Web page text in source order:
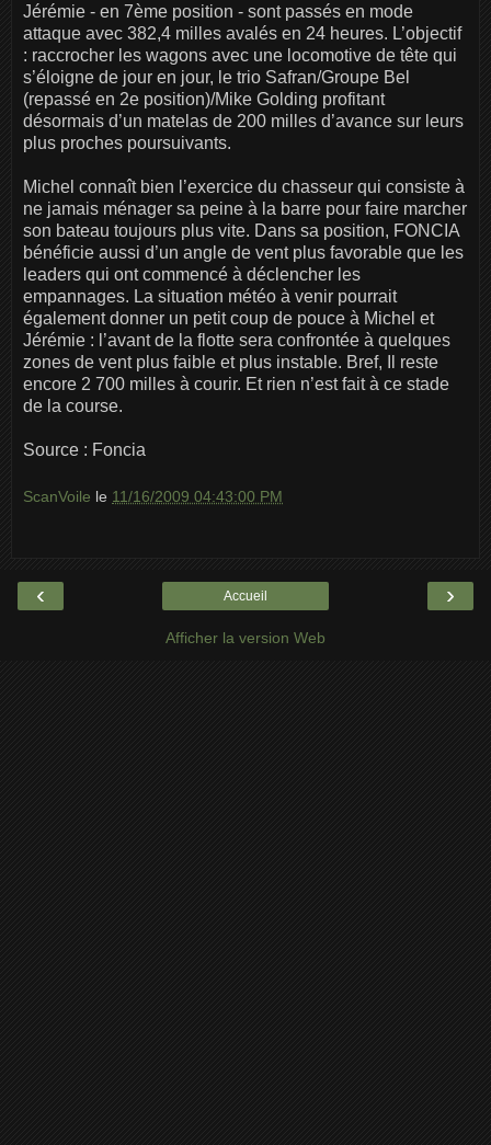
Jérémie - en 7ème position - sont passés en mode
attaque avec 382,4 milles avalés en 24 heures. L’objectif
: raccrocher les wagons avec une locomotive de tête qui
s’éloigne de jour en jour, le trio Safran/Groupe Bel
(repassé en 2e position)/Mike Golding profitant
désormais d’un matelas de 200 milles d’avance sur leurs
plus proches poursuivants.
Michel connaît bien l’exercice du chasseur qui consiste à
ne jamais ménager sa peine à la barre pour faire marcher
son bateau toujours plus vite. Dans sa position, FONCIA
bénéficie aussi d’un angle de vent plus favorable que les
leaders qui ont commencé à déclencher les
empannages. La situation météo à venir pourrait
également donner un petit coup de pouce à Michel et
Jérémie : l’avant de la flotte sera confrontée à quelques
zones de vent plus faible et plus instable. Bref, Il reste
encore 2 700 milles à courir. Et rien n’est fait à ce stade
de la course.
Source : Foncia
ScanVoile le 11/16/2009 04:43:00 PM
‹ ›
Accueil
Afficher la version Web